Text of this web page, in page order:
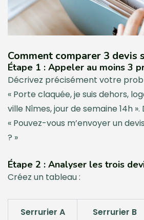
Comment comparer 3 devis
Étape 1 : Appeler au moins 3
Décrivez précisément votre
« Porte claquée, je suis dehors,
ville Nîmes, jour de semaine 14h
« Pouvez-vous m’envoyer un
? »
Étape 2 : Analyser les trois
Créez un tableau :
Serrurier A Serrurier B